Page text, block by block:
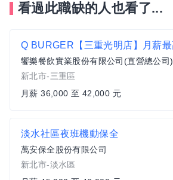
看過此職缺的人也看了...
饗樂餐飲實業股份有限公司(直營總公司)
新北市-三重區
月薪 36,000 至 42,000 元
淡水社區夜班機動保全
萬安保全股份有限公司
新北市-淡水區